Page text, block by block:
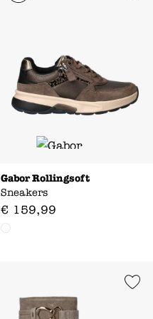
Gabor Rollingsoft
Sneakers
€ 159,99
Add to